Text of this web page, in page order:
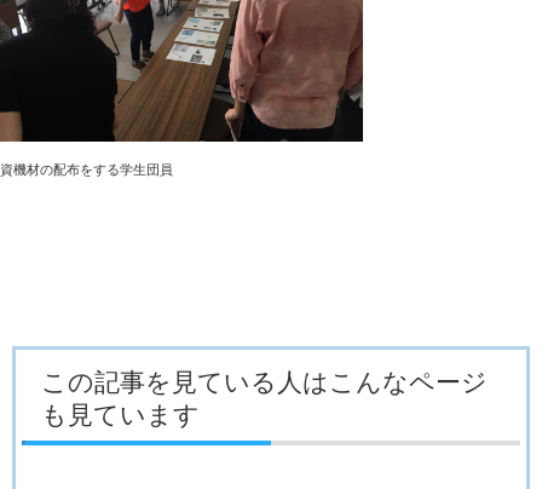
資機材の配布をする学生団員
この記事を見ている人はこんなページ
も見ています